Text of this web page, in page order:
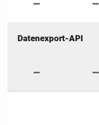
Datenexport-API